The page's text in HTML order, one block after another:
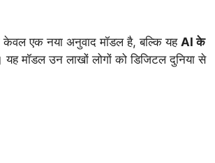
एक नया अनुवाद मॉडल है, बल्कि यहAI के
मॉडल उन लाखों लोगों को डिजिटल दुनिया से